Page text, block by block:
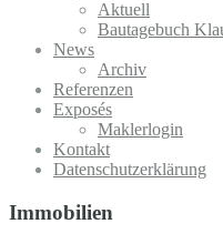
Aktuell
Bautagebuch
News
Archiv
Referenzen
Exposés
Maklerlogin
Kontakt
Datenschutzerklärung
Immobilien